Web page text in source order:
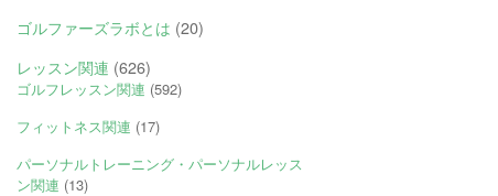
ゴルファーズラボとは (20)
レッスン関連 (626)
ゴルフレッスン関連 (592)
フィットネス関連 (17)
パーソナルトレーニング・パーソナルレッス
ン関連 (13)